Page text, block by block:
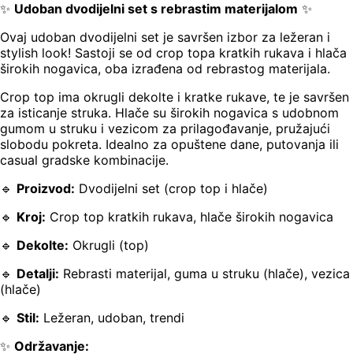
✨ Udoban dvodijelni set s rebrastim materijalom ✨
Ovaj udoban dvodijelni set je savršen izbor za ležeran i
stylish look! Sastoji se od crop topa kratkih rukava i hlača
širokih nogavica, oba izrađena od rebrastog materijala.
Crop top ima okrugli dekolte i kratke rukave, te je savršen
za isticanje struka. Hlače su širokih nogavica s udobnom
gumom u struku i vezicom za prilagođavanje, pružajući
slobodu pokreta. Idealno za opuštene dane, putovanja ili
casual gradske kombinacije.
🔹 Proizvod: Dvodijelni set (crop top i hlače)
🔹 Kroj: Crop top kratkih rukava, hlače širokih nogavica
🔹 Dekolte: Okrugli (top)
🔹 Detalji: Rebrasti materijal, guma u struku (hlače), vezica
(hlače)
🔹 Stil: Ležeran, udoban, trendi
✨ Održavanje: